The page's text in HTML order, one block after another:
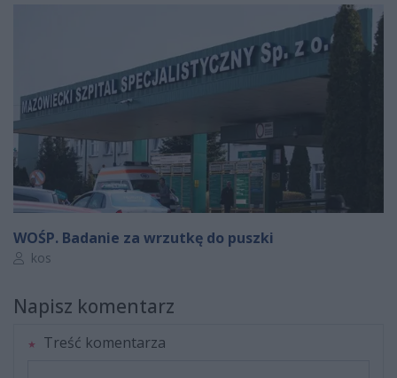
WOŚP. Badanie za wrzutkę do puszki
Autor artykułu:
kos
Napisz komentarz
Treść komentarza